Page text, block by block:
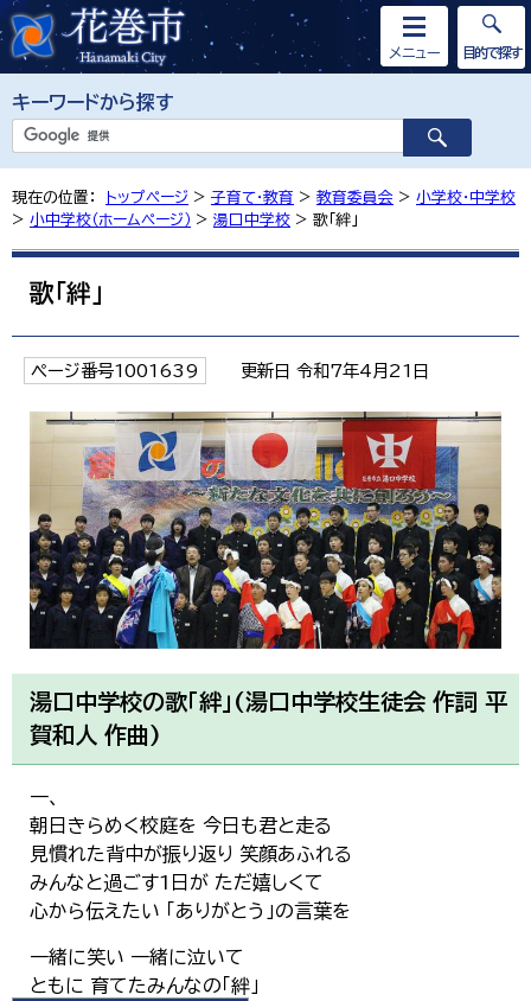
キーワードから探す
メニュー 目的で探す
現在の位置： トップページ > 子育て・教育 > 教育委員会 > 小学校・中学校
> 小中学校（ホームページ） > 湯口中学校 > 歌「絆」
歌「絆」
ページ番号1001639 更新日 令和7年4月21日
湯口中学校の歌「絆」(湯口中学校生徒会 作詞 平
賀和人 作曲)
一、
朝日きらめく校庭を 今日も君と走る
見慣れた背中が振り返り 笑顔あふれる
みんなと過ごす1日が ただ嬉しくて
心から伝えたい 「ありがとう」の言葉を
一緒に笑い 一緒に泣いて
ともに 育てたみんなの「絆」